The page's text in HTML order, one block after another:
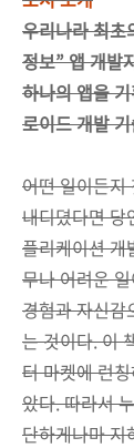
우리나라 최초
정보” 앱 개발
하나의 앱을
로이드 개발
어떤 일이든지
내디뎠다면 당
플리케이션 개
무나 어려운
경험과 자신감
는 것이다. 이
터 마켓에 런
았다. 따라서
단하게나마 지